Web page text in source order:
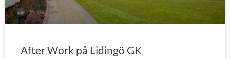
After Work på Lidingö GK